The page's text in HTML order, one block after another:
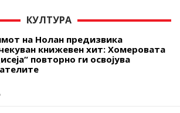
КУЛТУРА
на Нолан предизвика
книжевен хит: Хомеровата
повторно ги освојува